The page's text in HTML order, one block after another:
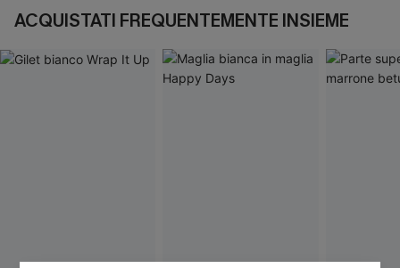
ACQUISTATI FREQUENTEMENTE INSIEME